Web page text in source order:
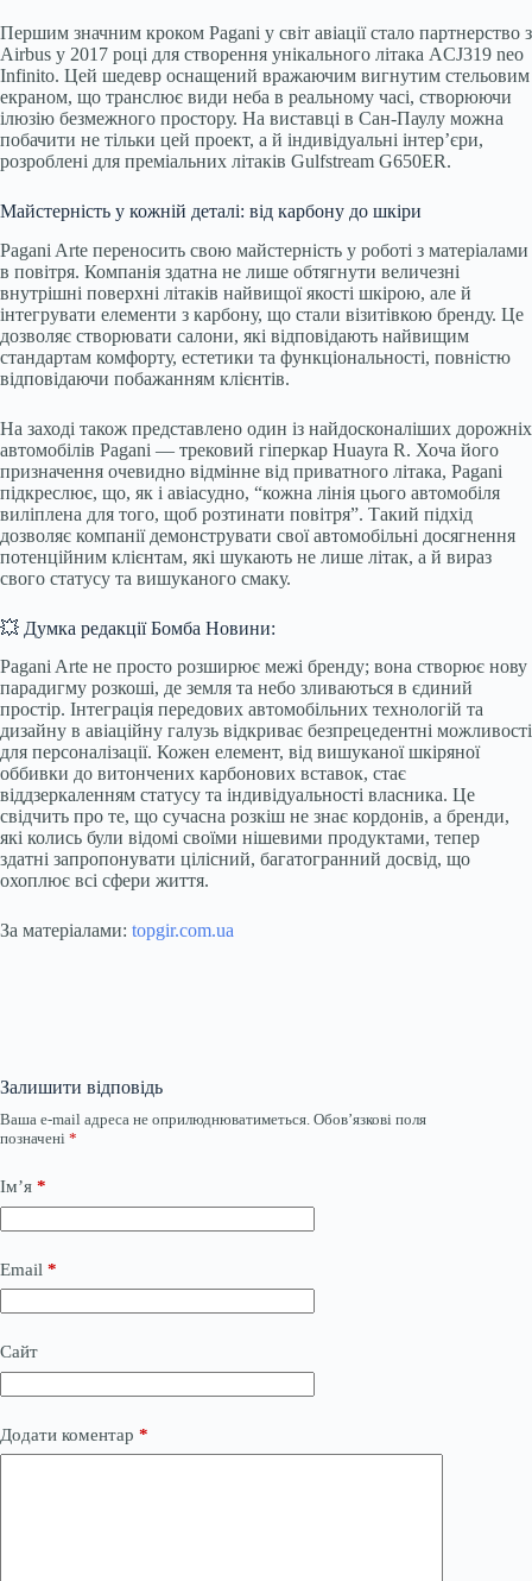
Першим значним кроком Pagani у світ авіації стало партнерство з
Airbus у 2017 році для створення унікального літака ACJ319 neo
Infinito. Цей шедевр оснащений вражаючим вигнутим стельовим
екраном, що транслює види неба в реальному часі, створюючи
ілюзію безмежного простору. На виставці в Сан-Паулу можна
побачити не тільки цей проект, а й індивідуальні інтер’єри,
розроблені для преміальних літаків Gulfstream G650ER.
Майстерність у кожній деталі: від карбону до шкіри
Pagani Arte переносить свою майстерність у роботі з матеріалами
в повітря. Компанія здатна не лише обтягнути величезні
внутрішні поверхні літаків найвищої якості шкірою, але й
інтегрувати елементи з карбону, що стали візитівкою бренду. Це
дозволяє створювати салони, які відповідають найвищим
стандартам комфорту, естетики та функціональності, повністю
відповідаючи побажанням клієнтів.
На заході також представлено один із найдосконаліших дорожніх
автомобілів Pagani — трековий гіперкар Huayra R. Хоча його
призначення очевидно відмінне від приватного літака, Pagani
підкреслює, що, як і авіасудно, “кожна лінія цього автомобіля
виліплена для того, щоб розтинати повітря”. Такий підхід
дозволяє компанії демонструвати свої автомобільні досягнення
потенційним клієнтам, які шукають не лише літак, а й вираз
свого статусу та вишуканого смаку.
💥 Думка редакції Бомба Новини:
Pagani Arte не просто розширює межі бренду; вона створює нову
парадигму розкоші, де земля та небо зливаються в єдиний
простір. Інтеграція передових автомобільних технологій та
дизайну в авіаційну галузь відкриває безпрецедентні можливості
для персоналізації. Кожен елемент, від вишуканої шкіряної
оббивки до витончених карбонових вставок, стає
віддзеркаленням статусу та індивідуальності власника. Це
свідчить про те, що сучасна розкіш не знає кордонів, а бренди,
які колись були відомі своїми нішевими продуктами, тепер
здатні запропонувати цілісний, багатогранний досвід, що
охоплює всі сфери життя.
За матеріалами: topgir.com.ua
Залишити відповідь
Ваша e-mail адреса не оприлюднюватиметься. Обов’язкові поля
позначені *
Ім’я *
Email *
Сайт
Додати коментар *